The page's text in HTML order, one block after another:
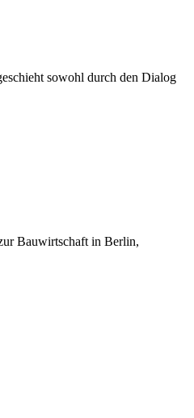
sowohl durch den Dialog
Bauwirtschaft in Berlin,